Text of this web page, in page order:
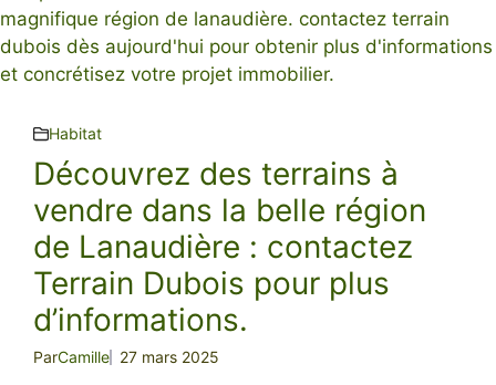
Habitat
Découvrez des terrains à
vendre dans la belle région
de Lanaudière : contactez
Terrain Dubois pour plus
d’informations.
ParCamille 27 mars 2025